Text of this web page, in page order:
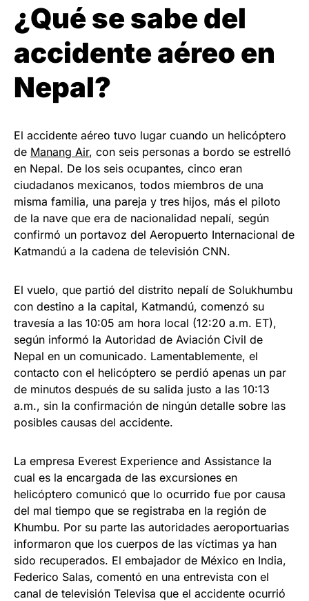
¿Qué se sabe del
accidente aéreo en
Nepal?
El accidente aéreo tuvo lugar cuando un helicóptero
de Manang Air, con seis personas a bordo se estrelló
en Nepal. De los seis ocupantes, cinco eran
ciudadanos mexicanos, todos miembros de una
misma familia, una pareja y tres hijos, más el piloto
de la nave que era de nacionalidad nepalí, según
confirmó un portavoz del Aeropuerto Internacional de
Katmandú a la cadena de televisión CNN.
El vuelo, que partió del distrito nepalí de Solukhumbu
con destino a la capital, Katmandú, comenzó su
travesía a las 10:05 am hora local (12:20 a.m. ET),
según informó la Autoridad de Aviación Civil de
Nepal en un comunicado. Lamentablemente, el
contacto con el helicóptero se perdió apenas un par
de minutos después de su salida justo a las 10:13
a.m., sin la confirmación de ningún detalle sobre las
posibles causas del accidente.
La empresa Everest Experience and Assistance la
cual es la encargada de las excursiones en
helicóptero comunicó que lo ocurrido fue por causa
del mal tiempo que se registraba en la región de
Khumbu. Por su parte las autoridades aeroportuarias
informaron que los cuerpos de las víctimas ya han
sido recuperados. El embajador de México en India,
Federico Salas, comentó en una entrevista con el
canal de televisión Televisa que el accidente ocurrió